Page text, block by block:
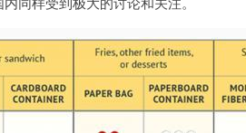
同样受到极大的讨论和关注。